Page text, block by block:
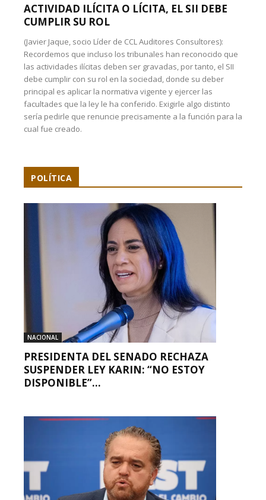
ACTIVIDAD ILÍCITA O LÍCITA, EL SII DEBE
CUMPLIR SU ROL
(Javier Jaque, socio Líder de CCL Auditores Consultores):
Recordemos que incluso los tribunales han reconocido que
las actividades ilícitas deben ser gravadas, por tanto, el SII
debe cumplir con su rol en la sociedad, donde su deber
principal es aplicar la normativa vigente y ejercer las
facultades que la ley le ha conferido. Exigirle algo distinto
sería pedirle que renuncie precisamente a la función para la
cual fue creado.
POLÍTICA
NACIONAL
PRESIDENTA DEL SENADO RECHAZA
SUSPENDER LEY KARIN: “NO ESTOY
DISPONIBLE”...